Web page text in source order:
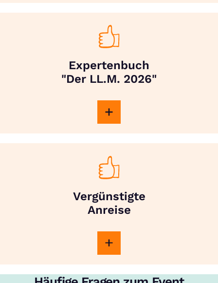
Expertenbuch
"Der LL.M. 2026"
Vergünstigte
Anreise